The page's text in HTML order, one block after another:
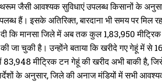
जैसी आवश्यक सुविधाएं उपलब्ध किसानों के
हैं। इसके अतिरिक्त, बारदाना भी समय पर मिल
कि मानसा जिले में अब तक कुल 1,83,950
जा चुकी है। उन्होंने बताया कि खरीदे गए गेहूं में से
मीट्रिक टन गेहूं की खरीद अभी बाकी है,
के अनुसार, जिले की अनाज मंडियों में सभी